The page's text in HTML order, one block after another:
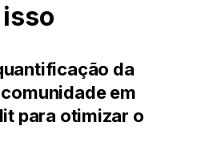
da
em
para otimizar o